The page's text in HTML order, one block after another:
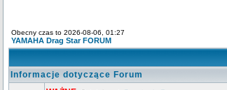
Obecny czas to 2026-08-06, 01:27
YAMAHA Drag Star FORUM
Informacje dotyczące Forum